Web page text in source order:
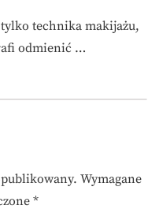
technika makijażu,
odmienić …
Wymagane
*